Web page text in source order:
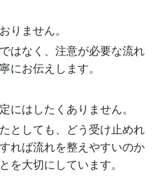
りません。
はなく、注意が必要な流れ
にお伝えします。
にはしたくありません。
としても、どう受け止めれ
れば流れを整えやすいのか
を大切にしています。